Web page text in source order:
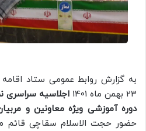
به گزارش روابط عمومی ستاد
23 بهمن ماه 1401
اجلاسیه سراسری
دوره آموزشی ویژه معاونین و
حضور حجت الاسلام سقاچی قائم